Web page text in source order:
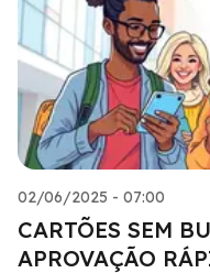
02/06/2025 - 07:00
CARTÕES SEM
APROVAÇÃO